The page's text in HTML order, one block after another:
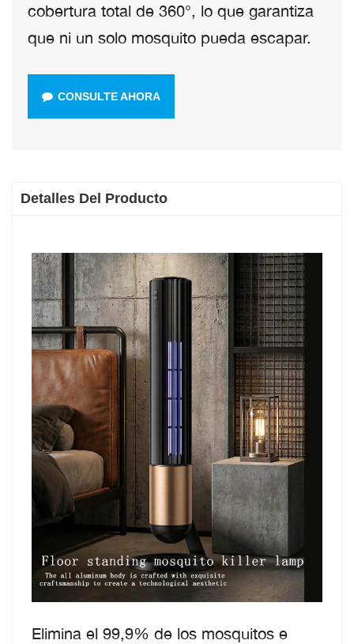
cobertura total de 360°, lo que garantiza
que ni un solo mosquito pueda escapar.
CONSULTE AHORA
Detalles Del Producto
Elimina el 99,9% de los mosquitos e